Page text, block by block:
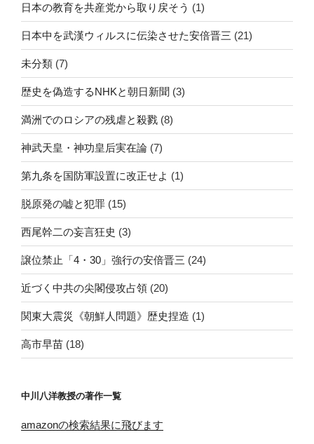
日本の教育を共産党から取り戻そう (1)
日本中を武漢ウィルスに伝染させた安倍晋三 (21)
未分類 (7)
歴史を偽造するNHKと朝日新聞 (3)
満洲でのロシアの残虐と殺戮 (8)
神武天皇・神功皇后実在論 (7)
第九条を国防軍設置に改正せよ (1)
脱原発の嘘と犯罪 (15)
西尾幹二の妄言狂史 (3)
譲位禁止「4・30」強行の安倍晋三 (24)
近づく中共の尖閣侵攻占領 (20)
関東大震災《朝鮮人問題》歴史捏造 (1)
高市早苗 (18)
中川八洋教授の著作一覧
amazonの検索結果に飛びます